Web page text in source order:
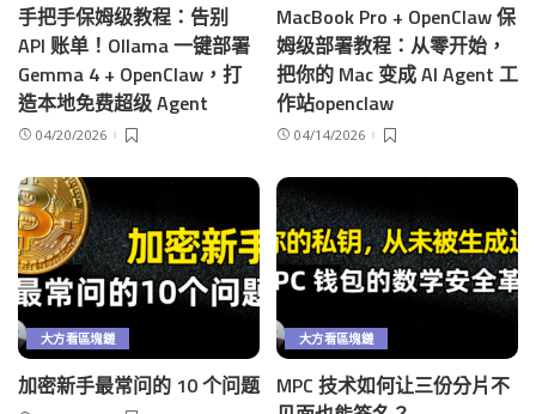
手把手保姆级教程：告别
API 账单！Ollama 一键部署
Gemma 4 + OpenClaw，打
造本地免费超级 Agent
04/20/2026
MacBook Pro + OpenClaw 保
姆级部署教程：从零开始，
把你的 Mac 变成 AI Agent 工
作站openclaw
04/14/2026
大方看區塊鏈
加密新手最常问的 10 个问题
大方看區塊鏈
MPC 技术如何让三份分片不